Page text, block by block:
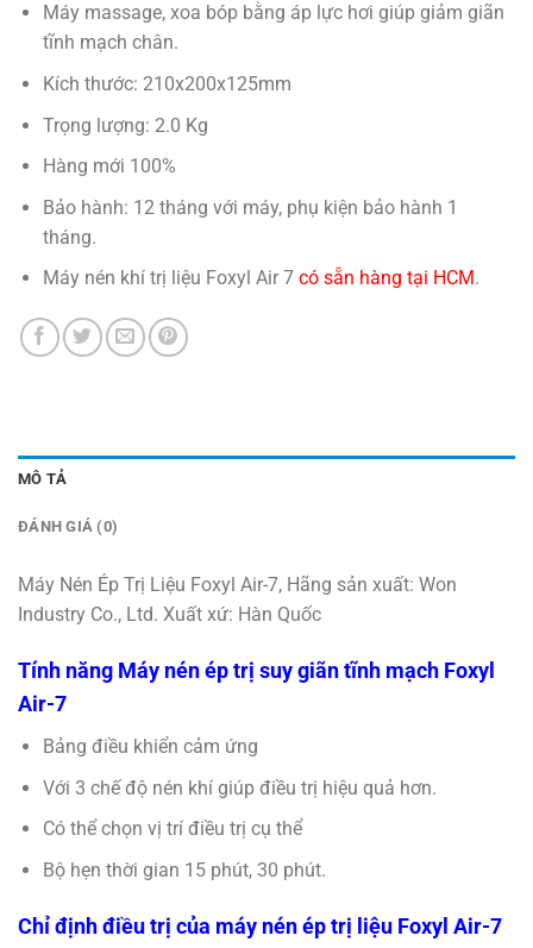
Máy massage, xoa bóp bằng áp lực hơi giúp giảm giãn
tĩnh mạch chân.
Kích thước: 210x200x125mm
Trọng lượng: 2.0 Kg
Hàng mới 100%
Bảo hành: 12 tháng với máy, phụ kiện bảo hành 1
tháng.
Máy nén khí trị liệu Foxyl Air 7 có sẵn hàng tại HCM.
MÔ TẢ
ĐÁNH GIÁ (0)
Máy Nén Ép Trị Liệu Foxyl Air-7, Hãng sản xuất: Won
Industry Co., Ltd. Xuất xứ: Hàn Quốc
Tính năng Máy nén ép trị suy giãn tĩnh mạch Foxyl
Air-7
Bảng điều khiển cảm ứng
Với 3 chế độ nén khí giúp điều trị hiệu quả hơn.
Có thể chọn vị trí điều trị cụ thể
Bộ hẹn thời gian 15 phút, 30 phút.
Chỉ định điều trị của máy nén ép trị liệu Foxyl Air-7